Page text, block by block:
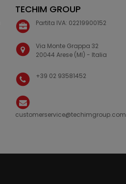
TECHIM GROUP
Partita IVA: 02219900152
Via Monte Grappa 32
20044 Arese (MI) - Italia
+39 02 93581452
customerservice@techimgroup.com